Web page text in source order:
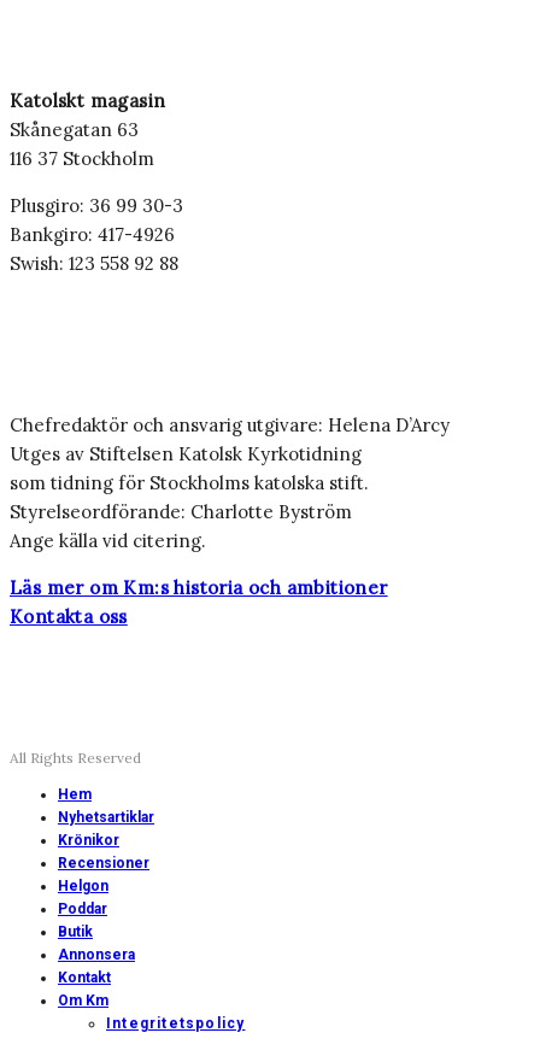
Katolskt magasin
Skånegatan 63
116 37 Stockholm
Plusgiro: 36 99 30-3
Bankgiro: 417-4926
Swish: 123 558 92 88
Chefredaktör och ansvarig utgivare: Helena D’Arcy
Utges av Stiftelsen Katolsk Kyrkotidning
som tidning för Stockholms katolska stift.
Styrelseordförande: Charlotte Byström
Ange källa vid citering.
Läs mer om Km:s historia och ambitioner
Kontakta oss
All Rights Reserved
Hem
Nyhetsartiklar
Krönikor
Recensioner
Helgon
Poddar
Butik
Annonsera
Kontakt
Om Km
Integritetspolicy